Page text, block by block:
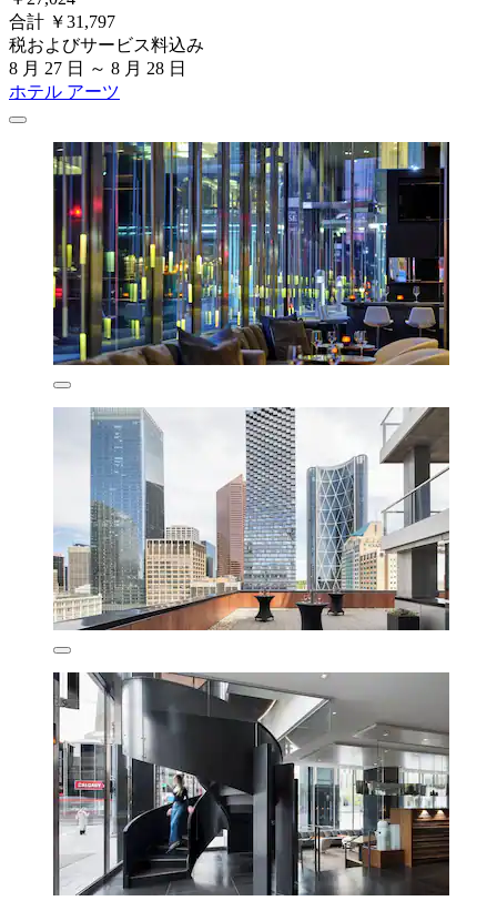
合計 ￥31,797
税およびサービス料込み
8 月 27 日 ～ 8 月 28 日
ホテル アーツ